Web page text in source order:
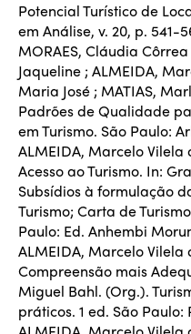
Potencial Turístico de
em Análise, v. 20, p. 541-
MORAES, Cláudia
Jaqueline ; ALMEIDA,
Maria José ; MATIAS,
Padrões de Qualidade
em Turismo. São Paulo:
ALMEIDA, Marcelo
Acesso ao Turismo. In:
Subsídios à formulação
Turismo; Carta de
Paulo: Ed. Anhembi
ALMEIDA, Marcelo Vilela
Compreensão mais
Miguel Bahl. (Org.).
práticos. 1 ed. São Paulo: